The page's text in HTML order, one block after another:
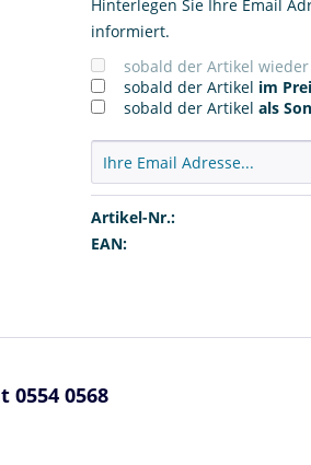
Hinterlegen Sie Ihre Email
informiert.
sobald der Artikel
sobald der Artikel im
sobald der Artikelals
Artikel-Nr.:
EAN:
0568